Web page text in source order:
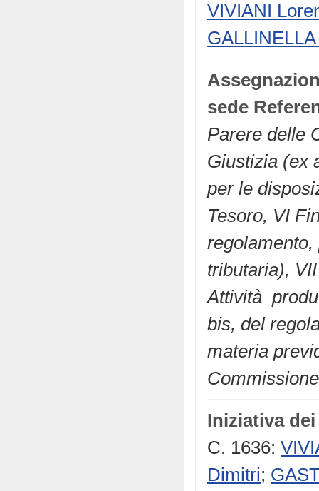
VIVIANI
sede
Parere delle
Giustizia (ex
per le
Tesoro, VI
tributaria),
Attività
bis, del
materia
Iniziativa
C. 1636:
Dimitri;